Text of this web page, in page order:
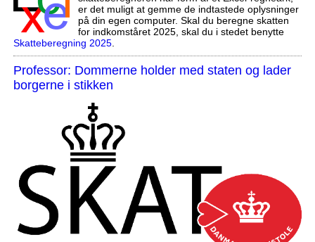
er det muligt at gemme de indtastede oplysninger
på din egen computer. Skal du beregne skatten
for indkomståret 2025, skal du i stedet benytte
Skatteberegning 2025.
Professor: Dommerne holder med staten og lader
borgerne i stikken